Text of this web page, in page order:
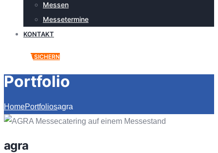
Messen
Messetermine
KONTAKT
ANGEBOT SICHERN
Portfolio
HomePortfoliosagra
agra